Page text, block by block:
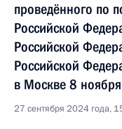
проведённого по
Российской
Российской
Российской
в Москве 8
27 сентября 2024 года,